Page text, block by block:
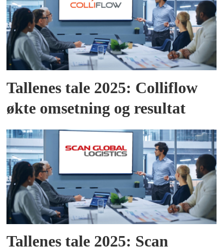
Tallenes tale 2025: Colliflow
økte omsetning og resultat
Tallenes tale 2025: Scan